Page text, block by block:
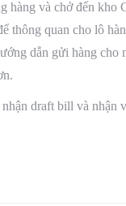
hàng và chở đến kho
thông quan cho lô
dẫn gửi hàng cho
draft bill và nhận